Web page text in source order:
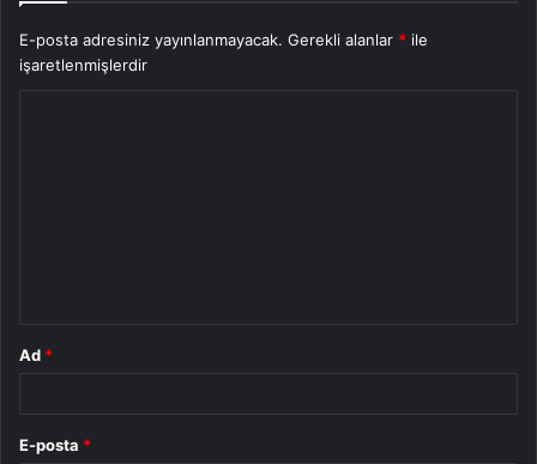
E-posta adresiniz yayınlanmayacak. Gerekli alanlar * ile
işaretlenmişlerdir
Ad *
E-posta *